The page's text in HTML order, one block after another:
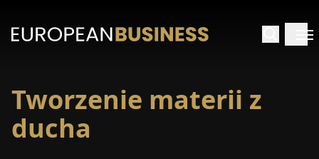
Tworzenie materii z
ducha